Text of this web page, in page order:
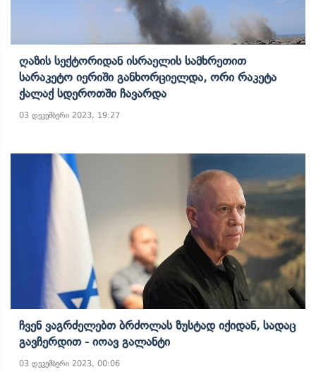
Ღაზის Სექტორიდან Ისრაელის Სამხრეთით
Სარაკეტო Იერიში Განხორციელდა, Ორი Რაკეტა
Ქალაქ Სდეროთში Ჩავარდა
03 დეკემბერი 2023, 19:27
Ჩვენ Ვაგრძელებთ Ბრძოლას Ზუსტად Იქიდან, Სადაც
Გავჩერდით - Იოავ Გალანტი
03 დეკემბერი 2023, 00:06